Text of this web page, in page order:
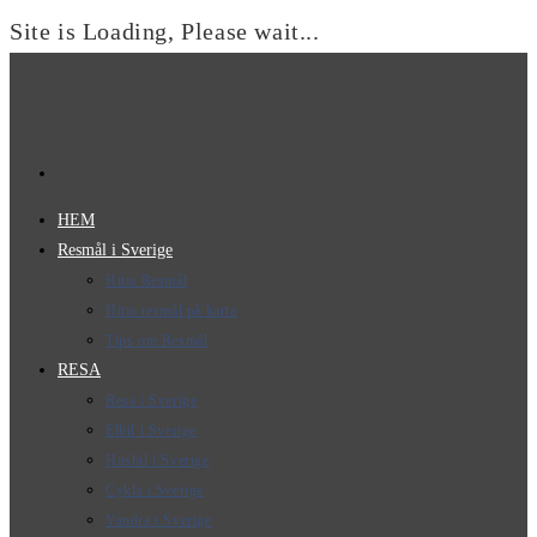
Site is Loading, Please wait...
HEM
Resmål i Sverige
Hitta Resmål
Hitta resmål på karta
Tips om Resmål
RESA
Resa i Sverige
Elbil i Sverige
Husbil i Sverige
Cykla i Sverige
Vandra i Sverige